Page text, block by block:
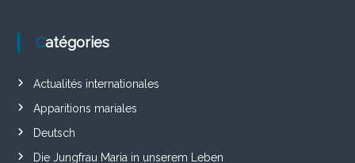
Catégories
Actualités internationales
Apparitions mariales
Deutsch
Die Jungfrau Maria in unserem Leben